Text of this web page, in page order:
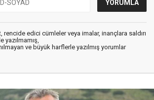
rencide edici cümleler veya imalar, inançlara saldırı
yazılmamış,
ve büyük harflerle yazılmış yorumlar